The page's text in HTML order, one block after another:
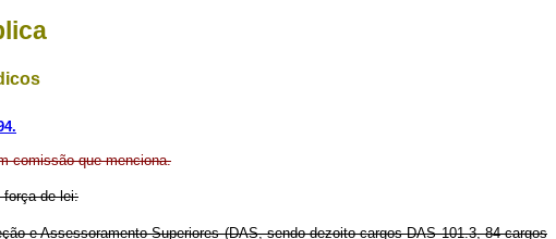
comissão que menciona.
força de lei:
e Assessoramento Superiores (DAS, sendo dezoito cargos DAS 101.3, 84 cargos